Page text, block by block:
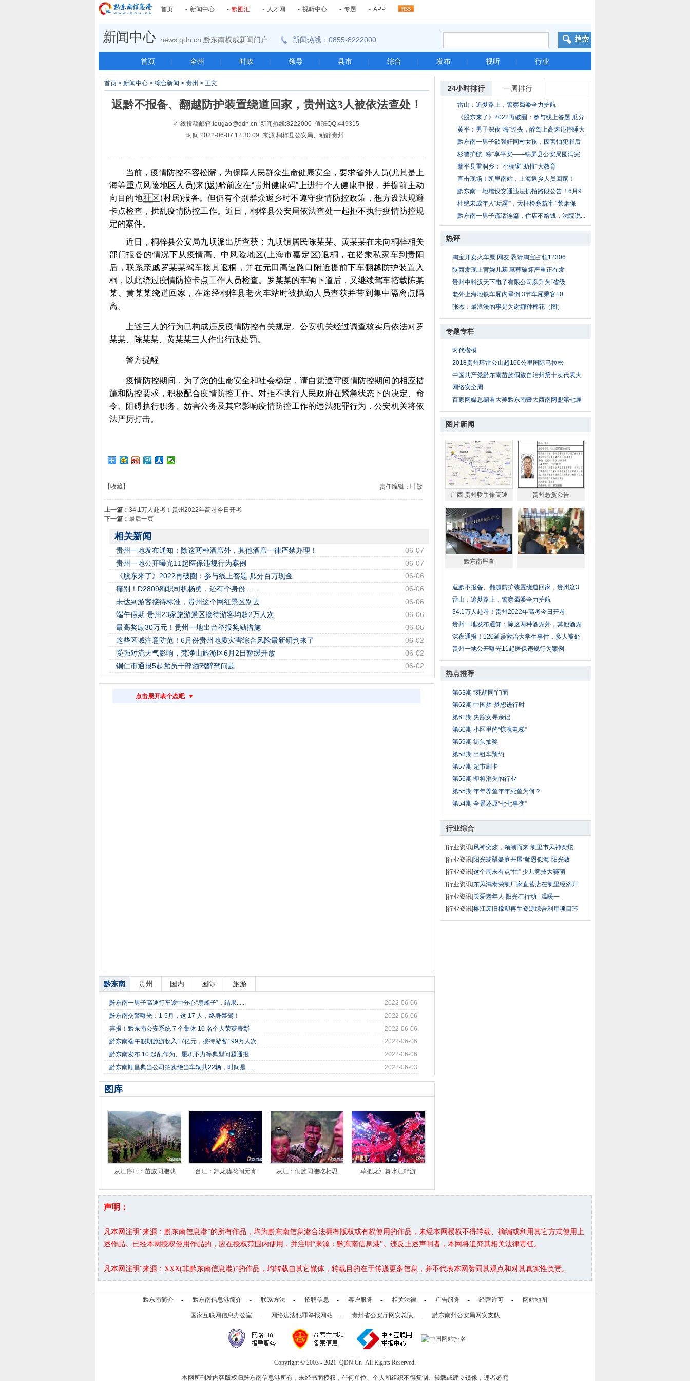
首页 - 新闻中心 - 黔图汇 - 人才网 - 视听中心 - 专题 - APP
新闻中心 news.qdn.cn 黔东南权威新闻门户 新闻热线：0855-8222000
首页 | 全州 | 时政 | 领导 | 县市 | 综合 | 发布 | 视听 | 行业
24小时排行 一周排行
雷山：追梦路上，警察蜀黍全力护航
《股东来了》2022再破圈：参与线上答题 瓜分
百
黄平：男子深夜“嗨”过头，醉驾上高速违停睡大
黔东南一男子欲强奸同村女孩，因害怕犯罪后
果严
杉警护航 “粽”享平安——锦屏县公安局圆满完
黎平县雷洞乡：“小橱窗”助推“大教育
直击现场！凯里南站，上海返乡人员回家！
黔东南一地增设交通违法抓拍路段公告！6月9
日零
杜绝未成年人“玩雾”，天柱检察筑牢 “禁烟保
黔东南一男子谎话连篇，住店不给钱，法院说...
热评
淘宝开卖火车票 网友:恳请淘宝占领12306
陕西发现上官婉儿墓 墓葬破坏严重正在发
贵州中科汉天下电子有限公司跃升为“省级
老外上海地铁车厢内晕倒 3节车厢乘客10
张杰：最浪漫的事是为谢娜种棉花（图）
专题专栏
时代楷模
2018贵州环雷公山超100公里国际马拉松
中国共产党黔东南苗族侗族自治州第十次代表大
网络安全周
百家网媒总编看大美黔东南暨大西南网盟第七届
图片新闻
广西 贵州联手修高速 贵州悬赏公告
黔东南严查
返黔不报备、翻越防护装置绕道回家，贵州这3
雷山：追梦路上，警察蜀黍全力护航
34.1万人赴考！贵州2022年高考今日开考
贵州一地发布通知：除这两种酒席外，其他酒席
深夜通报！120延误救治大学生事件，多人被处
贵州一地公开曝光11起医保违规行为案例
热点推荐
第63期 “死胡同”门面
第62期 中国梦-梦想进行时
第61期 失踪女寻亲记
第60期 小区里的“惊魂电梯”
第59期 街头抽奖
第58期 出租车预约
第57期 超市刷卡
第56期 即将消失的行业
第55期 年年养鱼年年死鱼为何？
第54期 全景还原“七七事变”
行业综合
[行业资讯]风神奕炫，领潮而来 凯里市风神奕炫
[行业资讯]阳光翡翠豪庭开展“师恩似海·阳光致
[行业资讯]这个周末有点“忙” 少儿竞技大赛萌
[行业资讯]东风鸿泰荣凯厂家直营店在凯里经济开
[行业资讯]关爱老年人 阳光在行动 | 温暖一
[行业资讯]榕江废旧橡塑再生资源综合利用项目环
首页 > 新闻中心 > 综合新闻 > 贵州 > 正文
返黔不报备、翻越防护装置绕道回家，贵州这3人被依法查处！
在线投稿邮箱:tougao@qdn.cn 新闻热线:8222000 值班QQ:449315
时间:2022-06-07 12:30:09 来源:桐梓县公安局、动静贵州
当前，疫情防控不容松懈，为保障人民群众生命健康安全，要求省外人员(尤其是上
海等重点风险地区人员)来(返)黔前应在“贵州健康码”上进行个人健康申报，并提前主动
向目的地社区(村居)报备。但仍有个别群众返乡时不遵守疫情防控政策，想方设法规避
卡点检查，扰乱疫情防控工作。近日，桐梓县公安局依法查处一起拒不执行疫情防控规
定的案件。
近日，桐梓县公安局九坝派出所查获：九坝镇居民陈某某、黄某某在未向桐梓相关
部门报备的情况下从疫情高、中风险地区(上海市嘉定区)返桐，在搭乘私家车到贵阳
后，联系亲戚罗某某驾车接其返桐，并在元田高速路口附近提前下车翻越防护装置入
桐，以此绕过疫情防控卡点工作人员检查。罗某某的车辆下道后，又继续驾车搭载陈某
某、黄某某绕道回家，在途经桐梓县老火车站时被执勤人员查获并带到集中隔离点隔
离。
上述三人的行为已构成违反疫情防控有关规定。公安机关经过调查核实后依法对罗
某某、陈某某、黄某某三人作出行政处罚。
警方提醒
疫情防控期间，为了您的生命安全和社会稳定，请自觉遵守疫情防控期间的相应措
施和防控要求，积极配合疫情防控工作。对拒不执行人民政府在紧急状态下的决定、命
令、阻碍执行职务、妨害公务及其它影响疫情防控工作的违法犯罪行为，公安机关将依
法严厉打击。
责任编辑：叶敏
【收藏】
上一篇： 34.1万人赴考！贵州2022年高考今日开考
下一篇： 最后一页
相关新闻
06-07
贵州一地发布通知：除这两种酒席外，其他酒席一律严禁办理！
06-07
贵州一地公开曝光11起医保违规行为案例
06-06
《股东来了》2022再破圈：参与线上答题 瓜分百万现金
06-06
痛别！D2809殉职司机杨勇，还有个身份……
06-06
未达到游客接待标准，贵州这个网红景区别去
06-06
端午假期 贵州23家旅游景区接待游客均超2万人次
06-06
最高奖励30万元！贵州一地出台举报奖励措施
06-02
这些区域注意防范！6月份贵州地质灾害综合风险最新研判来了
06-02
受强对流天气影响，梵净山旅游区6月2日暂缓开放
06-02
铜仁市通报5起党员干部酒驾醉驾问题
点击展开表个态吧 ▼
黔东南 贵州 国内 国际 旅游
2022-06-06
黔东南一男子高速行车途中分心“扇蜂子”，结果......
2022-06-06
黔东南交警曝光：1-5月，这 17 人，终身禁驾！
2022-06-06
喜报！黔东南公安系统 7 个集体 10 名个人荣获表彰
2022-06-06
黔东南端午假期旅游收入17亿元，接待游客199万人次
2022-06-06
黔东南发布 10 起乱作为、履职不力等典型问题通报
2022-06-03
黔东南顺昌典当公司拍卖绝当车辆共22辆，时间是......
图库
从江停洞：苗族同胞载 台江：舞龙嘘花闹元宵 从江：侗族同胞吃相思 草把龙氵舞水江畔游
声明：
凡本网注明“来源：黔东南信息港”的所有作品，均为黔东南信息港合法拥有版权或有权使用的作品，未经本网授权不得转载、摘编或利用其它方式使用上
述作品。已经本网授权使用作品的，应在授权范围内使用，并注明“来源：黔东南信息港”。违反上述声明者，本网将追究其相关法律责任。
凡本网注明“来源：XXX(非黔东南信息港)”的作品，均转载自其它媒体，转载目的在于传递更多信息，并不代表本网赞同其观点和对其真实性负责。
黔东南简介 - 黔东南信息港简介 - 联系方法 - 招聘信息 - 客户服务 - 相关法律 - 广告服务 - 经营许可 - 网站地图
国家互联网信息办公室 - 网络违法犯罪举报网站 - 贵州省公安厅网安总队 - 黔东南州公安局网安支队
Copyright © 2003 - 2021 QDN.Cn All Rights Reserved.
本网所刊发内容版权归黔东南信息港所有，未经书面授权，任何单位、个人和组织不得复制、转载或建立镜像，违者必究